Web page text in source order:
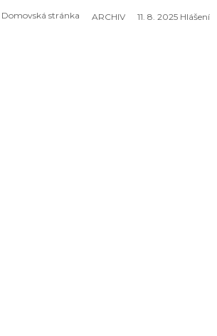
Domovská stránka ARCHIV 11. 8. 2025 Hlášení